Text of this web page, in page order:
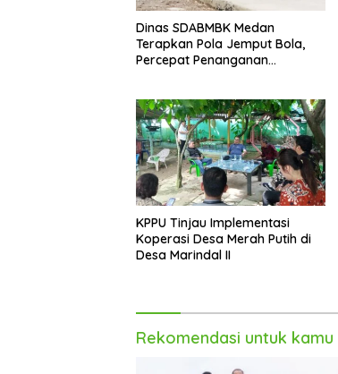
Dinas SDABMBK Medan
Terapkan Pola Jemput Bola,
Percepat Penanganan
KPPU Tinjau Implementasi
Koperasi Desa Merah Putih di
Desa Marindal II
Rekomendasi untuk kamu